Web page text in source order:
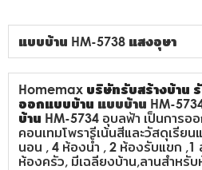
แบบบ้าน HM-5738 แสงอุษา
Homemax บริษัทรับสร้างบ้าน
ออกแบบบ้าน แบบบ้าน HM-
บ้าน HM-5734 อุบลฟ้า เป็นการอ
คอนเทมโพรารีเน้นสีและวัสดุเรีย
นอน , 4 ห้องน้ำ , 2 ห้องรับแขก ,1
ห้องครัว, มีเฉลียงบ้าน,ลานสำหรับ